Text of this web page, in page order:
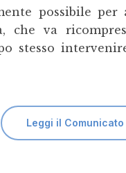
possibile
che va
stesso
Leggi il Comunicato